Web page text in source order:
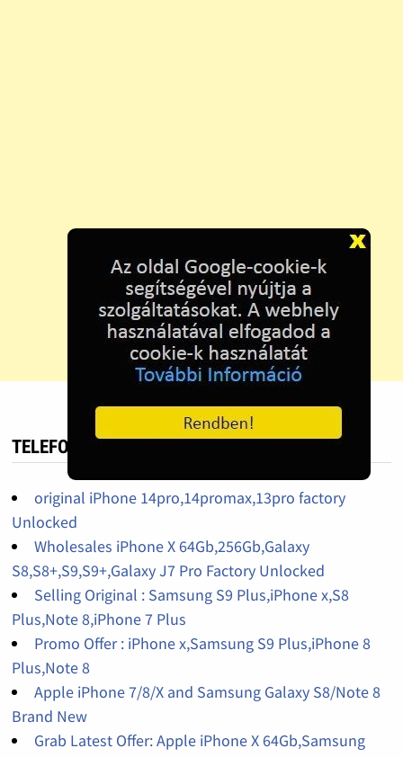
TELEFON HIRDETÉS
original iPhone 14pro,14promax,13pro factory
Unlocked
Wholesales iPhone X 64Gb,256Gb,Galaxy
S8,S8+,S9,S9+,Galaxy J7 Pro Factory Unlocked
Selling Original : Samsung S9 Plus,iPhone x,S8
Plus,Note 8,iPhone 7 Plus
Promo Offer : iPhone x,Samsung S9 Plus,iPhone 8
Plus,Note 8
Apple iPhone 7/8/X and Samsung Galaxy S8/Note 8
Brand New
Grab Latest Offer: Apple iPhone X 64Gb,Samsung